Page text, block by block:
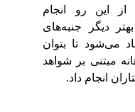
این رو انجام
دیگر جنبه‌های
می‌شودتا بتوان
مبتنی بر شواهد
انجام داد.